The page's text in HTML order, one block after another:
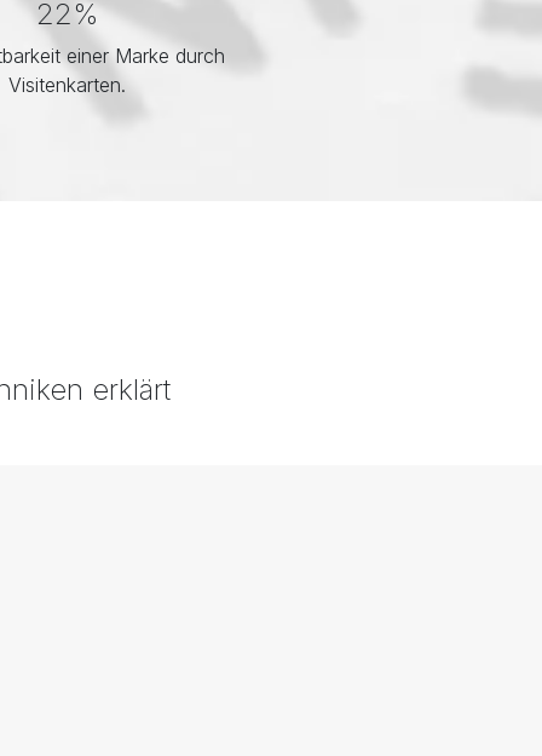
22%
einer Marke durch
Visitenkarten.
erklärt